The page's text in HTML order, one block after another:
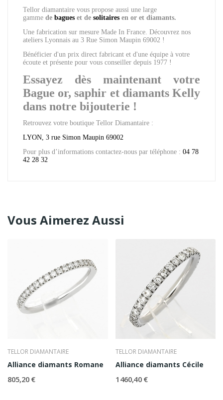
Tellor diamantaire vous propose aussi une large
gamme de bagues et de solitaires en or et diamants.
Une fabrication sur mesure Made In France. Découvrez nos
ateliers Lyonnais au 3 Rue Simon Maupin 69002 !
Bénéficier d'un prix direct fabricant et d'une équipe à votre
écoute et présente pour vous conseiller depuis 1977 !
Essayez dès maintenant votre
Bague or, saphir et diamants Kelly
dans notre bijouterie !
Retrouvez votre boutique Tellor Diamantaire :
LYON, 3 rue Simon Maupin 69002
Pour plus d’informations contactez-nous par téléphone : 04 78
42 28 32
Vous Aimerez Aussi
TELLOR DIAMANTAIRE
Alliance diamants Romane
805,20 €
TELLOR DIAMANTAIRE
Alliance diamants Cécile
1 460,40 €